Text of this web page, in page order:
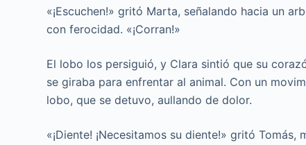
«¡Escuchen!» gritó Marta, señalando hacia un
con ferocidad. «¡Corran!»
El lobo los persiguió, y Clara sintió que su
se giraba para enfrentar al animal. Con un
lobo, que se detuvo, aullando de dolor.
«¡Diente! ¡Necesitamos su diente!» gritó